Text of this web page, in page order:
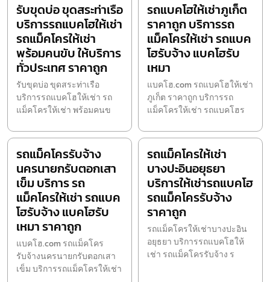
รับขุดบ่อ ขุดสระท่าเรือ
บริการรถแบคโฮให้เช่า
รถแม็คโครให้เช่า
พร้อมคนขับ ให้บริการ
ทั่วประเทศ ราคาถูก
รับขุดบ่อ ขุดสระท่าเรือ
บริการรถแบคโฮให้เช่า รถ
แม็คโครให้เช่า พร้อมคนข
รถแบคโฮให้เช่าภูเก็ต
ราคาถูก บริการรถ
แม็คโครให้เช่า รถแบค
โฮรับจ้าง แบคโฮรับ
เหมา
แบคโฮ.com รถแบคโฮให้เช่า
ภูเก็ต ราคาถูก บริการรถ
แม็คโครให้เช่า รถแบคโฮร
รถแม็คโครรับจ้าง
นครนายกรับตอกเสา
เข็ม บริการ รถ
แม็คโครให้เช่า รถแบค
โฮรับจ้าง แบคโฮรับ
เหมา ราคาถูก
แบคโฮ.com รถแม็คโคร
รับจ้างนครนายกรับตอกเสา
เข็ม บริการรถแม็คโครให้เช่า
รถแม็คโครให้เช่า
บางปะอินอยุธยา
บริการให้เช่ารถแบคโฮ
รถแม็คโครรับจ้าง
ราคาถูก
รถแม็คโครให้เช่าบางปะอิน
อยุธยา บริการรถแบคโฮให้
เช่า รถแม็คโครรับจ้าง ร